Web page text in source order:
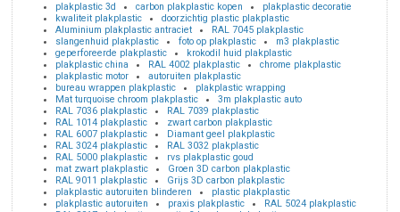
plakplastic 3d carbon plakplastic kopen
plakplastic decoratie
kwaliteit plakplastic
doorzichtig plastic plakplastic
Aluminium plakplastic antraciet
RAL 7045 plakplastic
slangenhuid plakplastic
foto op plakplastic
m3 plakplastic
geperforeerde plakplastic
krokodil huid plakplastic
plakplastic china
RAL 4002 plakplastic
chrome plakplastic
plakplastic motor
autoruiten plakplastic
bureau wrappen plakplastic
plakplastic wrapping
Mat turquoise chroom plakplastic
3m plakplastic auto
RAL 7036 plakplastic
RAL 7039 plakplastic
RAL 1014 plakplastic
zwart carbon plakplastic
RAL 6007 plakplastic
Diamant geel plakplastic
RAL 3024 plakplastic
RAL 3032 plakplastic
RAL 5000 plakplastic
rvs plakplastic goud
mat zwart plakplastic
Groen 3D carbon plakplastic
RAL 9011 plakplastic
Grijs 3D carbon plakplastic
plakplastic autoruiten blinderen
plastic plakplastic
plakplastic autoruiten
praxis plakplastic
RAL 5024 plakplastic